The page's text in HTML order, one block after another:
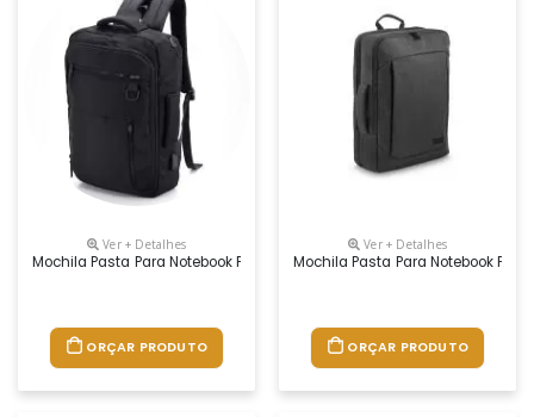
Ver + Detalhes
Mochila Pasta Para Notebook Personalizada
ORÇAR PRODUTO
Ver + Detalhes
Mochila Pasta Para Notebook
ORÇAR PRODUTO